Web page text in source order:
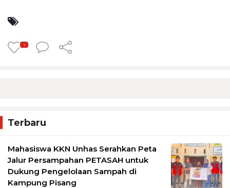
1
Terbaru
Mahasiswa KKN Unhas Serahkan Peta
Jalur Persampahan PETASAH untuk
Dukung Pengelolaan Sampah di
Kampung Pisang